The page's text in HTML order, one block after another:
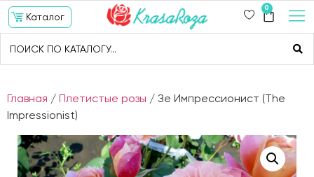
Каталог
0
Главная / Плетистые розы / Зе Импрессионист (The
Impressionist)